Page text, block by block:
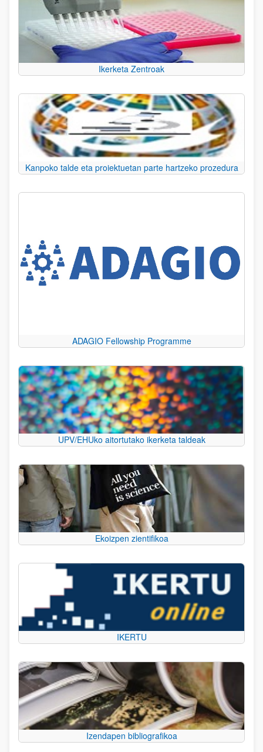
Ikerketa Zentroak
Kanpoko talde eta proiektuetan parte hartzeko prozedura
ADAGIO Fellowship Programme
UPV/EHUko aitortutako ikerketa taldeak
Ekoizpen zientifikoa
IKERTU
Izendapen bibliografikoa